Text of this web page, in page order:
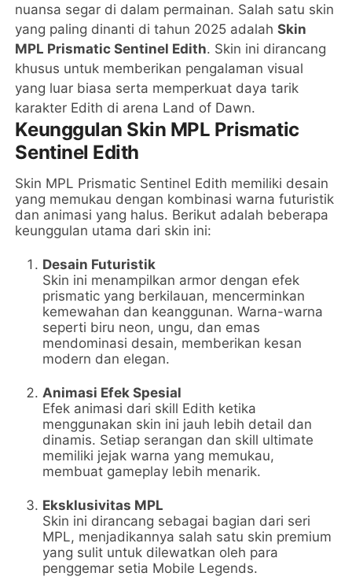
nuansa segar di dalam permainan. Salah satu skin
yang paling dinanti di tahun 2025 adalahSkin
MPL Prismatic Sentinel Edith. Skin ini dirancang
khusus untuk memberikan pengalaman visual
yang luar biasa serta memperkuat daya tarik
karakter Edith di arena Land of Dawn.
Keunggulan Skin MPL Prismatic
Sentinel Edith
Skin MPL Prismatic Sentinel Edith memiliki desain
yang memukau dengan kombinasi warna futuristik
dan animasi yang halus. Berikut adalah beberapa
keunggulan utama dari skin ini:
Desain Futuristik
Skin ini menampilkan armor dengan efek
prismatic yang berkilauan, mencerminkan
kemewahan dan keanggunan. Warna-warna
seperti biru neon, ungu, dan emas
mendominasi desain, memberikan kesan
modern dan elegan.
Animasi Efek Spesial
Efek animasi dari skill Edith ketika
menggunakan skin ini jauh lebih detail dan
dinamis. Setiap serangan dan skill ultimate
memiliki jejak warna yang memukau,
membuat gameplay lebih menarik.
Eksklusivitas MPL
Skin ini dirancang sebagai bagian dari seri
MPL, menjadikannya salah satu skin premium
yang sulit untuk dilewatkan oleh para
penggemar setia Mobile Legends.